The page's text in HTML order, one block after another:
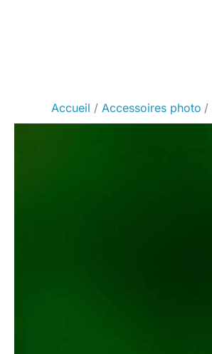
Accueil Accessoires photo